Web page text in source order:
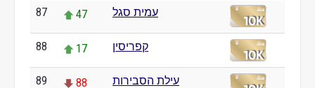
87 47 עמית סגל
88 17 קפריסין
89 88 עילת הסבירות